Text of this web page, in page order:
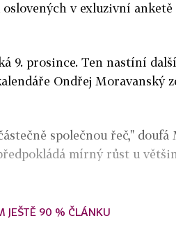
v exluzivní anketě
9. prosince. Ten nastíní
Ondřej Moravanský
společnou řeč," doufá
mírný růst u
JEŠTĚ 90 % ČLÁNKU